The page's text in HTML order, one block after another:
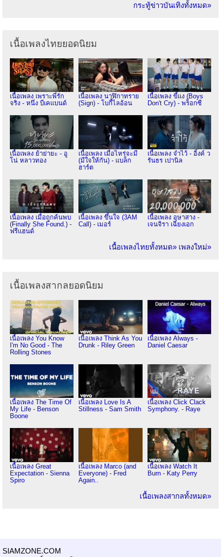
กระทู้ข่าวบันเทิงทั้งหมด»
เนื้อเพลงไทยยอดนิยม
เนื้อเพลง เพราะพี่รัก
จริง - หนึ่ง บีเคแบนด์
เนื้อเพลง นาฬิกาทราย
(Sign) - โบกี้ไลอ้อน
เนื้อเพลง ขี้แง (Boys
Don't Cry) - พร็อกซี
เนื้อเพลง ย้าย่ายะ - อู
โน่ หลาวทอง
เนื้อเพลง เมื่อไหร่จะมี
(มีใจให้กัน) - แบล็ก
ฮาร์ต
เนื้อเพลง จำไว้ - อิ้งค์ ว
รันธร เปานิล
เนื้อเพลง เมื่อถูกค้นพบ
(Finally She Found.) -
ฟรีแฮนด์
เนื้อเพลง ขึ้นใจ (3AM
Call) - เมอร์
เนื้อเพลง อุษาสาง -
เจนจิรา เฉียงเอก
เนื้อเพลงไทยทั้งหมด» เพลงใหม่»
เนื้อเพลงสากลยอดนิยม
เนื้อเพลง You Know
I'm No Good - The
Rolling Stones
เนื้อเพลง Think As You
Drunk - Riley Green
เนื้อเพลง Always -
Daniel Caesar
เนื้อเพลง The Time Of
My Life - Benson
Boone
เนื้อเพลง Love Is A
Stillness - Sam Smith
เนื้อเพลง Click Clack
Symphony. - Raye
เนื้อเพลง Great
Expectation - Sienna
Spiro
เนื้อเพลง Marco (and
Everyone) - Fred
Again..
เนื้อเพลง Watch It
Burn - Katy Perry
เนื้อเพลงสากลทั้งหมด»
SIAMZONE.COM